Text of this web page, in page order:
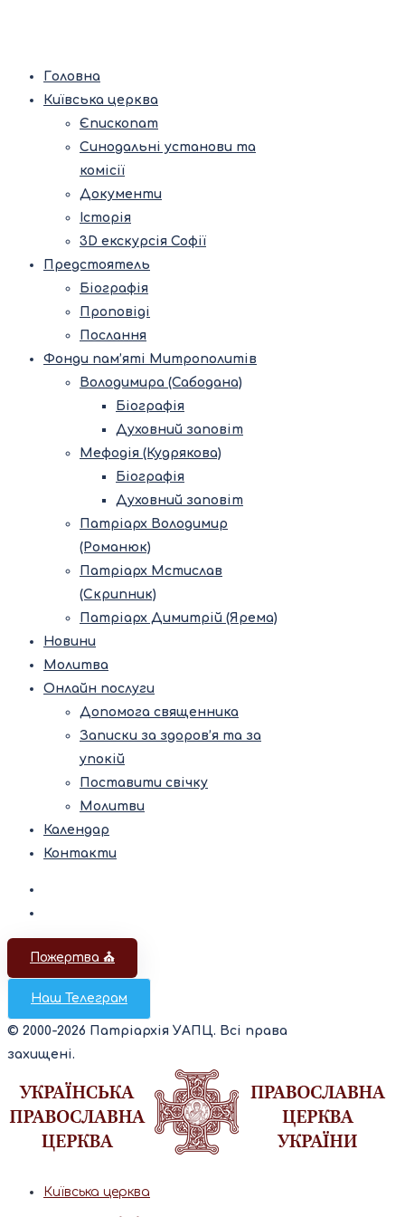
Головна
Київська церква
Єпископат
Синодальні установи та
комісії
Документи
Історія
3D екскурсія Софії
Предстоятель
Біографія
Проповіді
Послання
Фонди пам’яті Митрополитів
Володимира (Сабодана)
Біографія
Духовний заповіт
Мефодія (Кудрякова)
Біографія
Духовний заповіт
Патріарх Володимир
(Романюк)
Патріарх Мстислав
(Скрипник)
Патріарх Димитрій (Ярема)
Новини
Молитва
Онлайн послуги
Допомога священника
Записки за здоров’я та за
упокій
Поставити свічку
Молитви
Календар
Контакти
Пожертва ⛪️
Наш Телеграм
© 2000-2026 Патріархія УАПЦ. Всі права
захищені.
Київська церква